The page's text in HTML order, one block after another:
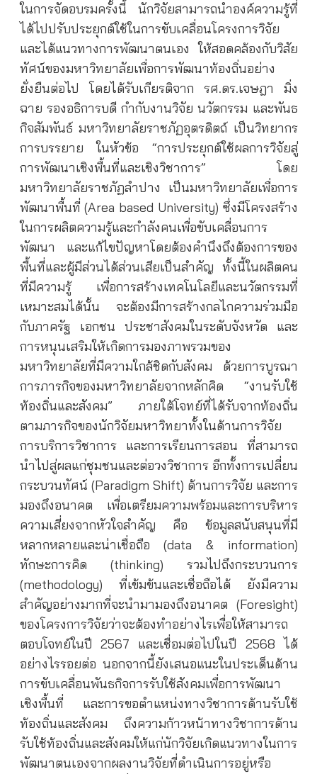
ในการจัดอบรมครั้งนี้ นักวิจัยสามารถนําองค์ความรู้ที่
ได้ไปปรับประยุกต์ใช้ในการขับเคลื่อนโครงการวิจัย
และได้แนวทางการพัฒนาตนเอง ให้สอดคล้องกับวิสัย
ทัศน์ของมหาวิทยาลัยเพื่อการพัฒนาท้องถิ่นอย่าง
ยั่งยืนต่อไป โดยได้รับเกียรติจาก รศ.ดร.เจษฎา มิ่ง
ฉาย รองอธิการบดี กำกับงานวิจัย นวัตกรรม และพันธ
กิจสัมพันธ์ มหาวิทยาลัยราชภัฏอุตรดิตถ์ เป็นวิทยากร
การบรรยาย ในหัวข้อ “การประยุกต์ใช้ผลการวิจัยสู่
การพัฒนาเชิงพื้นที่และเชิงวิชาการ” โดย
มหาวิทยาลัยราชภัฏลำปาง เป็นมหาวิทยาลัยเพื่อการ
พัฒนาพื้นที่ (Area based University) ซึ่งมีโครงสร้าง
ในการผลิตความรู้และกำลังคนเพื่อขับเคลื่อนการ
พัฒนา และแก้ไขปัญหาโดยต้องคำนึงถึงต้องการของ
พื้นที่และผู้มีส่วนได้ส่วนเสียเป็นสำคัญ ทั้งนี้ในผลิตคน
ที่มีความรู้ เพื่อการสร้างเทคโนโลยีและนวัตกรรมที่
เหมาะสมได้นั้น จะต้องมีการสร้างกลไกความร่วมมือ
กับภาครัฐ เอกชน ประชาสังคมในระดับจังหวัด และ
การหนุนเสริมให้เกิดการมองภาพรวมของ
มหาวิทยาลัยที่มีความใกล้ชิดกับสังคม ด้วยการบูรณา
การภารกิจของมหาวิทยาลัยจากหลักคิด “งานรับใช้
ท้องถิ่นและสังคม” ภายใต้โจทย์ที่ได้รับจากท้องถิ่น
ตามภารกิจของนักวิจัยมหาวิทยาทั้งในด้านการวิจัย
การบริการวิชาการ และการเรียนการสอน ที่สามารถ
นำไปสู่ผลแก่ชุมชนและต่อวงวิชาการ อีกทั้งการเปลี่ยน
กระบวนทัศน์ (Paradigm Shift) ด้านการวิจัย และการ
มองถึงอนาคต เพื่อเตรียมความพร้อมและการบริหาร
ความเสี่ยงจากหัวใจสำคัญ คือ ข้อมูลสนับสนุนที่มี
หลากหลายและน่าเชื่อถือ (data & information)
ทักษะการคิด (thinking) รวมไปถึงกระบวนการ
(methodology) ที่เข้มข้นและเชื่อถือได้ ยังมีความ
สำคัญอย่างมากที่จะนำมามองถึงอนาคต (Foresight)
ของโครงการวิจัยว่าจะต้องทำอย่างไรเพื่อให้สามารถ
ตอบโจทย์ในปี 2567 และเชื่อมต่อไปในปี 2568 ได้
อย่างไรรอยต่อ นอกจากนี้ยังเสนอแนะในประเด็นด้าน
การขับเคลื่อนพันธกิจการรับใช้สังคมเพื่อการพัฒนา
เชิงพื้นที่ และการขอตำแหน่งทางวิชาการด้านรับใช้
ท้องถิ่นและสังคม ถึงความก้าวหน้าทางวิชาการด้าน
รับใช้ท้องถิ่นและสังคมให้แก่นักวิจัยเกิดแนวทางในการ
พัฒนาตนเองจากผลงานวิจัยที่ดำเนินการอยู่หรือ